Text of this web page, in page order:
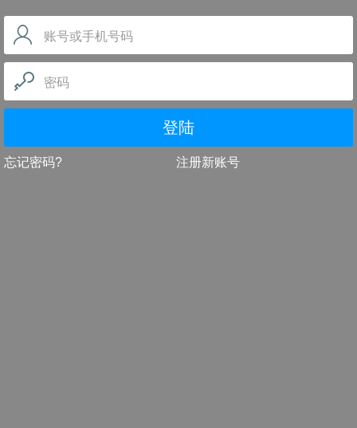
账号或手机号码
密码
登陆
忘记密码? 注册新账号